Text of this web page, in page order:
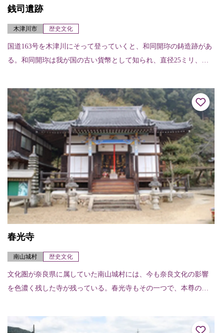
銭司遺跡
木津川市 歴史文化
国道163号を木津川にそって登っていくと、和同開珎の鋳造跡があ
る。和同開珎は我が国の古い貨幣として知られ、直径25ミリ、
春光寺
南山城村 歴史文化
文化圏が奈良県に属していた南山城村には、今も奈良文化の影響
を色濃く残した寺が残っている。春光寺もその一つで、本尊の木
像の系統を受け継いで...